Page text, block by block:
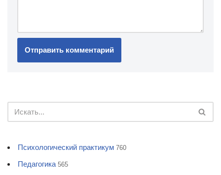
Психологический практикум 760
Педагогика 565